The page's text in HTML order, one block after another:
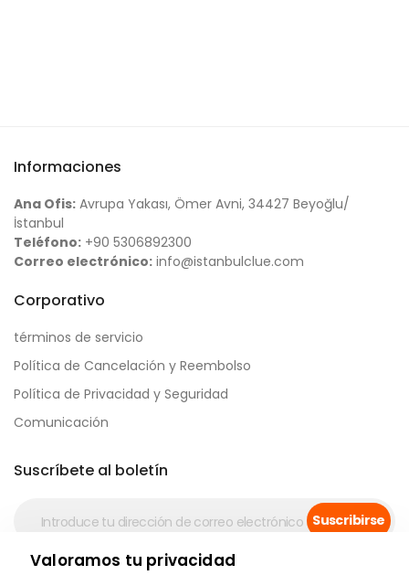
Informaciones
Ana Ofis: Avrupa Yakası, Ömer Avni, 34427 Beyoğlu/
İstanbul
Teléfono: +90 5306892300
Correo electrónico: info@istanbulclue.com
Corporativo
términos de servicio
Política de Cancelación y Reembolso
Política de Privacidad y Seguridad
Comunicación
Suscríbete al boletín
Suscribirse
Valoramos tu privacidad